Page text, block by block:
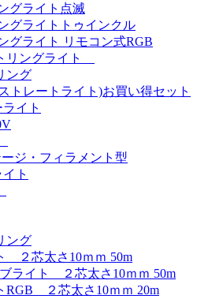
グライト点滅
グライトトゥインクル
グライト リモコン式RGB
リングライト
ング
トレートライト)お買い得セット
イト
ジ・フィラメント型
ト
ング
２芯太さ10ｍｍ 50m
ライト ２芯太さ10ｍｍ 50m
RGB ２芯太さ10ｍｍ 20m